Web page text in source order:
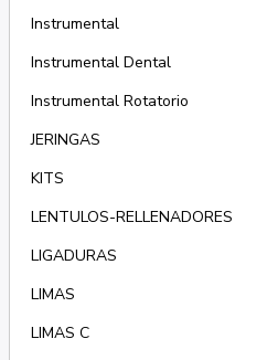
Instrumental
Instrumental Dental
Instrumental Rotatorio
JERINGAS
KITS
LENTULOS-RELLENADORES
LIGADURAS
LIMAS
LIMAS C